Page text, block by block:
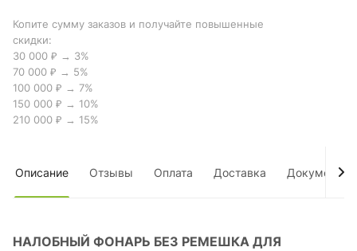
Копите сумму заказов и получайте повышенные
скидки:
30 000 ₽ → 3%
70 000 ₽ → 5%
100 000 ₽ → 7%
150 000 ₽ → 10%
210 000 ₽ → 15%
Описание Отзывы Оплата Доставка Документы
НАЛОБНЫЙ ФОНАРЬ БЕЗ РЕМЕШКА ДЛЯ